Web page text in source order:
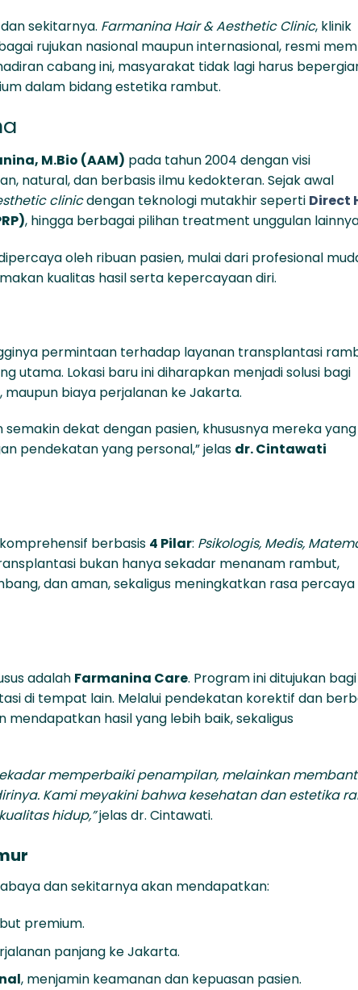
sekitarnya. Farmanina Hair & Aesthetic Clinic, klinik
rujukan nasional maupun internasional, resmi
cabang ini, masyarakat tidak lagi harus
dalam bidang estetika rambut.
M.Bio (AAM) pada tahun 2004 dengan visi
natural, dan berbasis ilmu kedokteran. Sejak awal
clinicdengan teknologi mutakhir seperti Direct
, hingga berbagai pilihan treatment unggulan
oleh ribuan pasien, mulai dari profesional
kualitas hasil serta kepercayaan diri.
permintaan terhadap layanan transplantasi
utama. Lokasi baru ini diharapkan menjadi solusi bagi
biaya perjalanan ke Jakarta.
dekat dengan pasien, khususnya mereka yang
pendekatan yang personal,” jelas dr. Cintawati
berbasis 4 Pilar: Psikologis, Medis,
bukan hanya sekadar menanam rambut,
dan aman, sekaligus meningkatkan rasa percaya
adalah Farmanina Care. Program ini ditujukan bagi
di tempat lain. Melalui pendekatan korektif dan
hasil yang lebih baik, sekaligus
memperbaiki penampilan, melainkan
Kami meyakini bahwa kesehatan dan estetika
hidup,”jelas dr. Cintawati.
dan sekitarnya akan mendapatkan:
premium.
panjang ke Jakarta.
, menjamin keamanan dan kepuasan pasien.